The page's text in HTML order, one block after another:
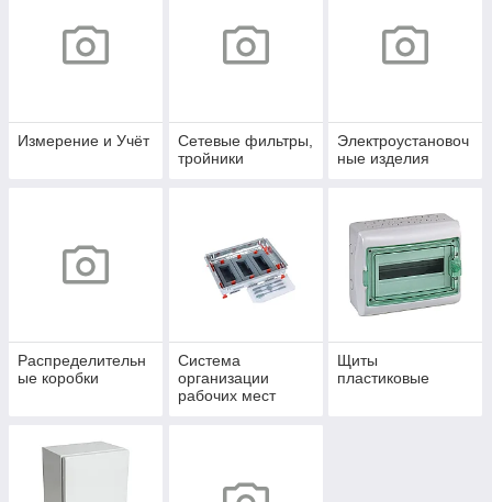
Измерение и Учёт
Сетевые фильтры,
тройники
Электроустановоч
ные изделия
Распределительн
ые коробки
Система
организации
рабочих мест
Щиты
пластиковые